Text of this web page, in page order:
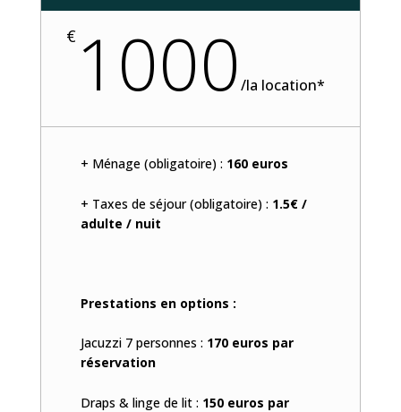
€1000 /la location*
+ Ménage (obligatoire) : 160 euros
+ Taxes de séjour (obligatoire) : 1.5€ /
adulte / nuit
Prestations en options :
Jacuzzi 7 personnes : 170 euros par
réservation
Draps & linge de lit : 150 euros par